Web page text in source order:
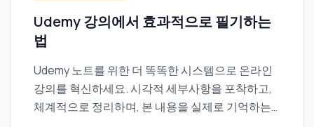
Udemy 강의에서 효과적으로 필기하는
법
Udemy 노트를 위한 더 똑똑한 시스템으로 온라인
강의를 혁신하세요. 시각적 세부사항을 포착하고,
체계적으로 정리하며, 본 내용을 실제로 기억하는